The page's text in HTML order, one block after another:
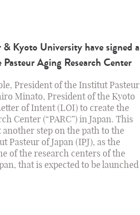
Kyoto University have signed a
Aging Research Center
President of the Institut Pasteur
Minato, President of the Kyoto
of Intent (LOI) to create the
Center (“PARC”) in Japan. This
step on the path to the
Pasteur of Japan (IPJ), as the
of the research centers of the
that is expected to be launched